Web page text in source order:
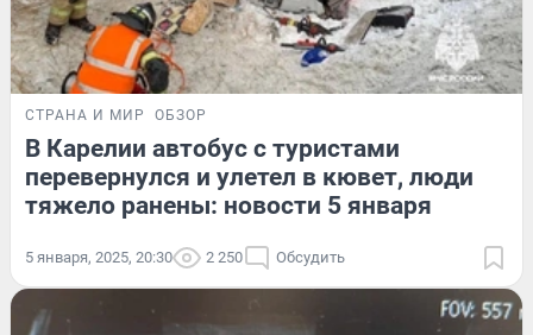
СТРАНА И МИР ОБЗОР
В Карелии автобус с туристами
перевернулся и улетел в кювет, люди
тяжело ранены: новости 5 января
5 января, 2025, 20:30 2 250 Обсудить